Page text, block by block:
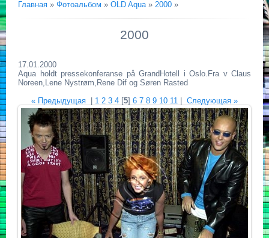
Главная » Фотоальбом » OLD Aqua» 2000 »
2000
17.01.2000
Aqua holdt pressekonferanse på GrandHotell i Oslo.Fra v Claus
Noreen,Lene Nystrøm,Rene Dif og Søren Rasted
« Предыдущая
1 2 3 4 [5] 6 7 8 9 10 11 Следующая »